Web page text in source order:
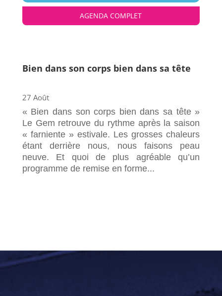
AGENDA COMPLET
Bien dans son corps bien dans sa tête
27 Août
« Bien dans son corps bien dans sa tête »
Le Gem retrouve du rythme après la saison
« farniente » estivale. Les grosses chaleurs
étant derrière nous, nous faisons peau
neuve. Et quoi de plus agréable qu’un
programme de remise en forme...